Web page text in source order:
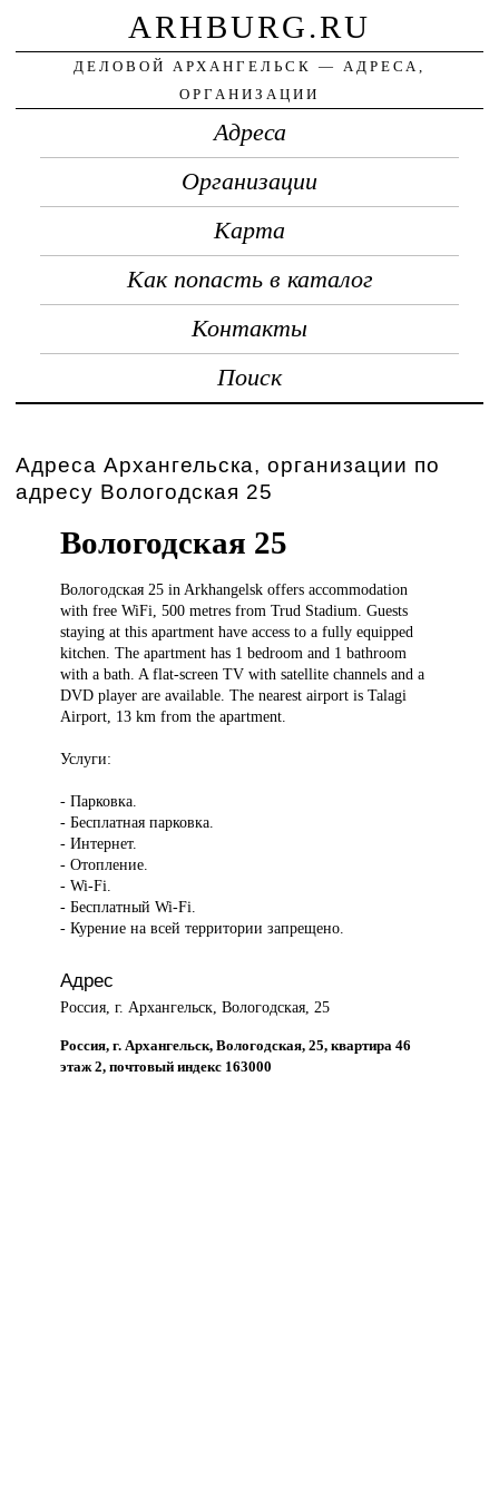
ARHBURG.RU
ДЕЛОВОЙ АРХАНГЕЛЬСК — АДРЕСА,
ОРГАНИЗАЦИИ
Адреса
Организации
Карта
Как попасть в каталог
Контакты
Поиск
Адреса Архангельска, организации по
адресу Вологодская 25
Вологодская 25
Вологодская 25in Arkhangelsk offers accommodation
with free WiFi, 500 metres from Trud Stadium. Guests
staying at this apartment have access to a fully equipped
kitchen. The apartment has 1 bedroom and 1 bathroom
with a bath. A flat-screen TV with satellite channels and a
DVD player are available. The nearest airport is Talagi
Airport, 13 km from the apartment.
Услуги:
- Парковка.
- Бесплатная парковка.
- Интернет.
- Отопление.
- Wi-Fi.
- Бесплатный Wi-Fi.
- Курение на всей территории запрещено.
Адрес
Россия, г. Архангельск, Вологодская, 25
Россия, г. Архангельск, Вологодская, 25, квартира 46
этаж 2, почтовый индекс 163000